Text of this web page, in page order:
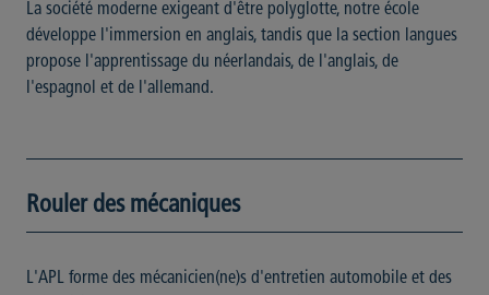
La société moderne exigeant d'être polyglotte, notre école
développe l'immersion en anglais, tandis que la section langues
propose l'apprentissage du néerlandais, de l'anglais, de
l'espagnol et de l'allemand.
Rouler des mécaniques
L'APL forme des mécanicien(ne)s d'entretien automobile et des